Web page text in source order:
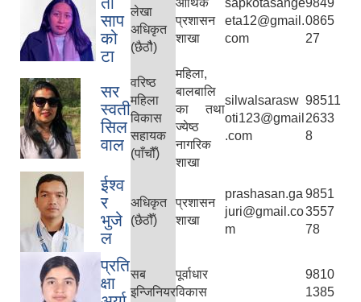
साप
को
टा
लेखा
अधिकृत
(छैठौै)
आर्थिक
प्रशासन
शाखा
sapkotasange
eta12@gmail.
com
9849
0865
27
सर
स्वती
सिल
वाल
वरिष्‍ठ
महिला
विकास
सहायक
(पाँचौँ)
महिला,
बालबालि
का तथा
ज्येष्‍ठ
नागरिक
शाखा
silwalsarasw
oti123@gmail
.com
98511
2633
8
ईश्‍व
र
भुजे
ल
अधिकृत
(छैठौँ)
प्रशासन
शाखा
prashasan.ga
juri@gmail.co
m
9851
3557
78
प्रति
क्षा
सब
इन्जिनियर
पूर्वाधार
विकास
9810
1385